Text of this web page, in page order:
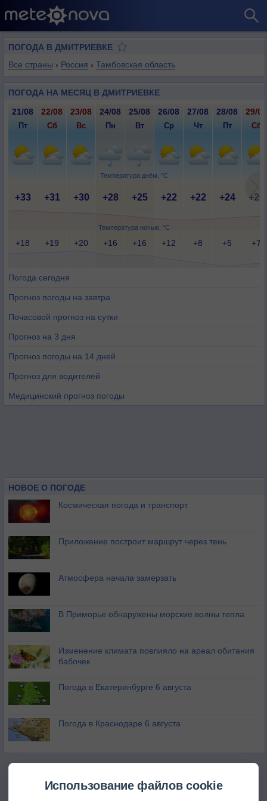
ПОГОДА В ДМИТРИЕВКЕ
Все страны › Россия › Тамбовская область
ПОГОДА НА МЕСЯЦ В ДМИТРИЕВКЕ
Температура днём, °C
Температура ночью, °C
21/08 22/08 23/08 24/08 25/08 26/08 27/08 28/08 29/08
Пт Сб Вс Пн Вт Ср Чт Пт Сб
+33 +31 +30 +28 +25 +22 +22 +24 +26
+18 +19 +20 +16 +16 +12 +8 +5 +7
Погода сегодня
Прогноз погоды на завтра
Почасовой прогноз на сутки
Прогноз на 3 дня
Прогноз погоды на 14 дней
Прогноз для водителей
Медицинский прогноз погоды
НОВОЕ О ПОГОДЕ
Космическая погода и транспорт
Приложение построит маршрут через тень
Атмосфера начала замерзать
В Приморье обнаружены морские волны тепла
Изменение климата повлияло на ареал обитания
бабочек
Погода в Екатеринбурге 6 августа
Погода в Краснодаре 6 августа
Использование файлов cookie